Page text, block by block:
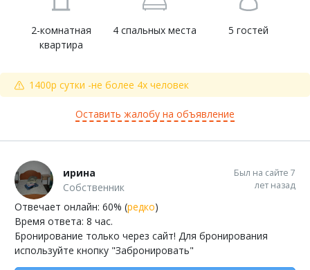
2-комнатная
квартира
4 спальных места 5 гостей
1400р сутки -не более 4х человек
Оставить жалобу на объявление
ирина
Собственник
Был на сайте 7
лет назад
Отвечает онлайн: 60% (редко)
Время ответа: 8 час.
Бронирование только через сайт! Для бронирования
используйте кнопку "Забронировать"